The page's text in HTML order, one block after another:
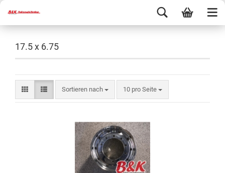
17.5 x 6.75
Sortieren nach 10 pro Seite